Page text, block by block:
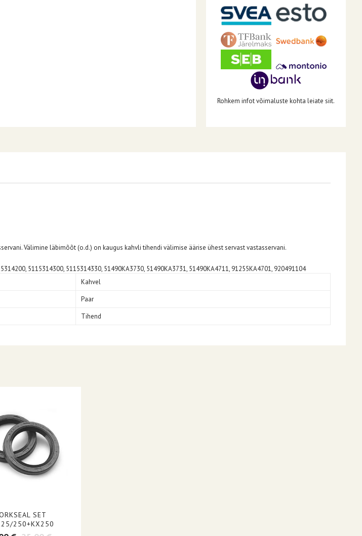
Rohkem infot võimaluste kohta leiate siit.
Välimine läbimõõt (o.d.) on kaugus kahvli tihendi välimise äärise ühest servast vastasservani.
5115314300, 5115314330, 51490KA3730, 51490KA3731, 51490KA4711, 91255KA4701, 920491104
Kahvel
Paar
Tihend
SET
250+KX250